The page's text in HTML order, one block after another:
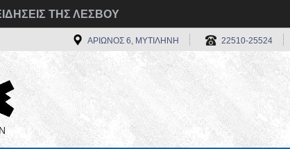
ΤΗΣ ΛΕΣΒΟΥ
ΑΡΙΩΝΟΣ 6, ΜΥΤΙΛΗΝΗ 22510-25524